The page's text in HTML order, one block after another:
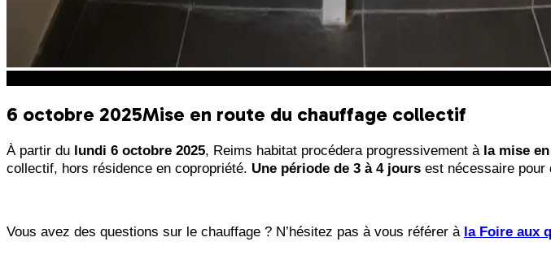
6 octobre 2025Mise en route du chauffage collectif
À partir du lundi 6 octobre 2025, Reims habitat procédera progressivement à la mise
collectif, hors résidence en copropriété. Une période de 3 à 4 jours est nécessaire pour
Vous avez des questions sur le chauffage ? N’hésitez pas à vous référer à la Foire aux